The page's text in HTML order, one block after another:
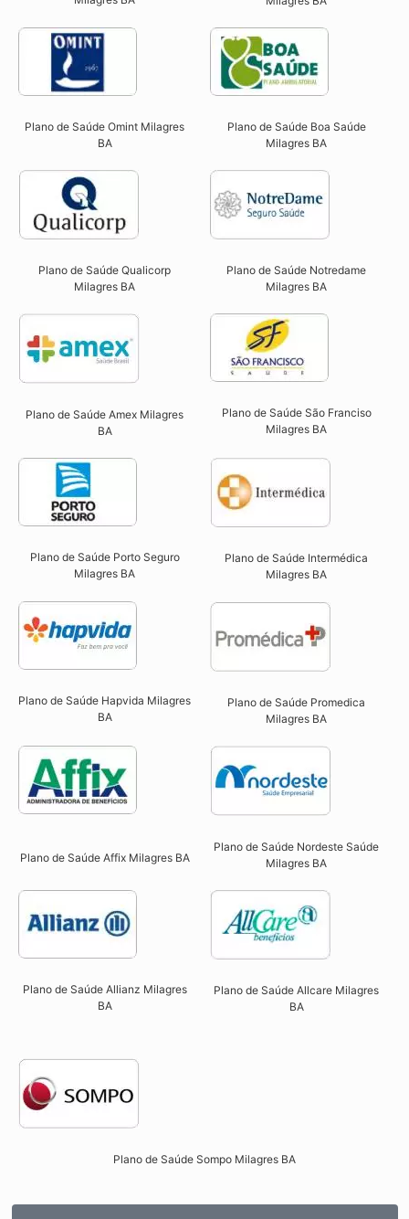
Plano de Saúde Omint Milagres
BA​
Plano de Saúde Boa Saúde
Milagres BA​
Plano de Saúde Qualicorp
Milagres BA​
Plano de Saúde Notredame
Milagres BA​
Plano de Saúde Amex Milagres
BA
Plano de Saúde São Franciso
Milagres BA​
Plano de Saúde Porto Seguro
Milagres BA​
Plano de Saúde Intermédica
Milagres BA​
Plano de Saúde Hapvida Milagres
BA​
Plano de Saúde Promedica
Milagres BA
Plano de Saúde Affix Milagres BA​
Plano de Saúde Nordeste Saúde
Milagres BA
Plano de Saúde Allianz Milagres
BA​
Plano de Saúde Allcare Milagres
BA​
Plano de Saúde Sompo Milagres BA​